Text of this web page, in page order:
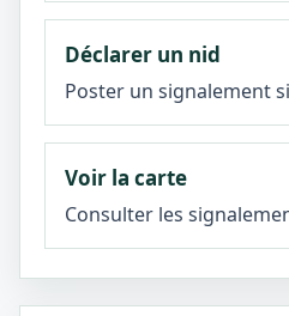
Déclarer un nid
Poster un signalement
Voir la carte
Consulter les